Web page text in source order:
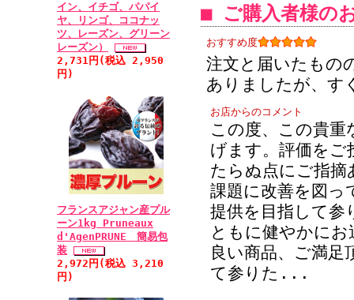
イン、イチゴ、パパイ
ヤ、リンゴ、ココナッ
ツ、レーズン、グリーン
レーズン）
2,731円(税込 2,950
円)
フランスアジャン産プル
ーン1kg Pruneaux
d'AgenPRUNE 簡易包
装
2,972円(税込 3,210
円)
• 2011/01/22 投
★★★★★
気分的にすぐれ
けで心がやすらぎ
入院中の母に頼
った時からすご
言われ、3枚買っ
れて、今回まと
もこのおしゃれ
らぎ、そして同
プのおかげで仲
いです。ありが
よろしくお願いし
■ ご購入者様の
おすすめ度
注文と届いたもの
ありましたが、す
お店からのコメント
この度、この貴重
げます。評価をご
たらぬ点にご指
課題に改善を図っ
提供を目指して参
ともに健やかに
良い商品、ご満足
て参りた ...